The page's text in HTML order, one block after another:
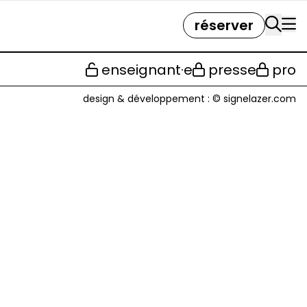
réserver
enseignant·e presse pro
design & développement : © signelazer.com